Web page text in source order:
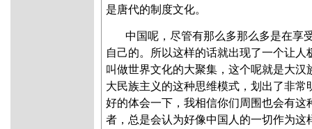
是唐代的制度文化。
中国呢，尽管有那么多那么多是在享
自己的。所以这样的话就出现了一个让人
叫做世界文化的大聚集，这个呢就是大汉
大民族主义的这种思维模式，划出了非常
好的体会一下，我相信你们周围也会有这
者，总是会认为好像中国人的一切作为这